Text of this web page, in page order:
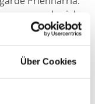
Über Cookies
wurde viel
kleinen